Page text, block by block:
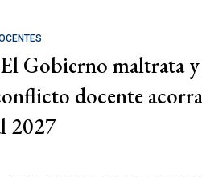
Gobierno maltrata
docente
2027